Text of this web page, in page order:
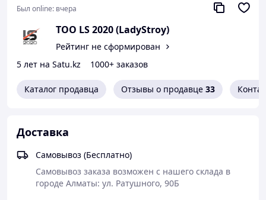
Был online: вчера
ТОО LS 2020 (LadyStroy)
Рейтинг не сформирован
5 лет на Satu.kz
1000+ заказов
Каталог продавца Отзывы о продавце 33
Доставка
Самовывоз (Бесплатно)
Самовывоз заказа возможен с нашего склада в
городе Алматы: ул. Ратушного, 90Б